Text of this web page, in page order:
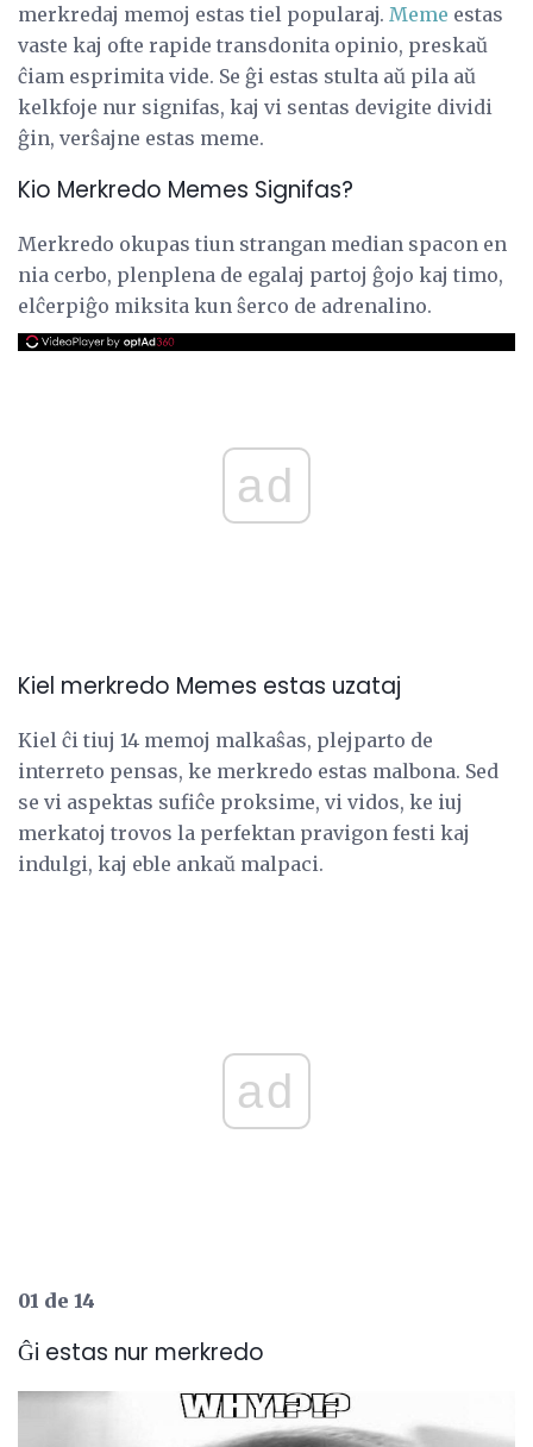
merkredaj memoj estas tiel popularaj. Meme estas
vaste kaj ofte rapide transdonita opinio, preskaŭ
ĉiam esprimita vide. Se ĝi estas stulta aŭ pila aŭ
kelkfoje nur signifas, kaj vi sentas devigite dividi
ĝin, verŝajne estas meme.
Kio Merkredo Memes Signifas?
Merkredo okupas tiun strangan median spacon en
nia cerbo, plenplena de egalaj partoj ĝojo kaj timo,
elĉerpiĝo miksita kun ŝerco de adrenalino.
ad
Kiel merkredo Memes estas uzataj
Kiel ĉi tiuj 14 memoj malkaŝas, plejparto de
interreto pensas, ke merkredo estas malbona. Sed
se vi aspektas sufiĉe proksime, vi vidos, ke iuj
merkatoj trovos la perfektan pravigon festi kaj
indulgi, kaj eble ankaŭ malpaci.
ad
01 de 14
Ĝi estas nur merkredo